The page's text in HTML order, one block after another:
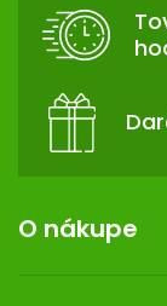
O nákupe